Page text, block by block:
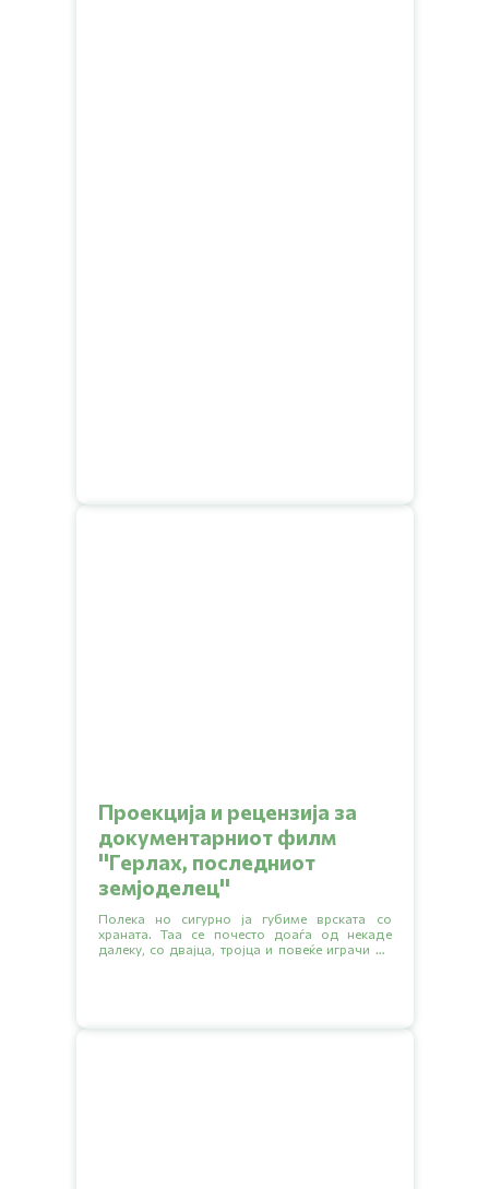
Проекција и рецензија за
документарниот филм
''Герлах, последниот
земјоделец''
Полека но сигурно ја губиме врската со
храната. Таа се почесто доаѓа од некаде
далеку, со двајца, тројца и повеќе играчи во